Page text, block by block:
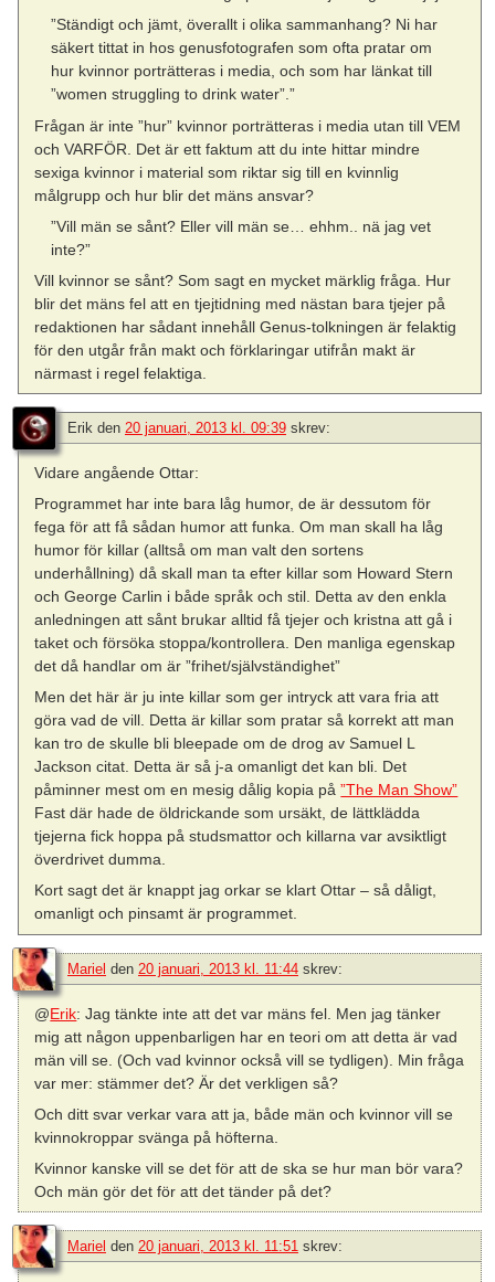
”Ständigt och jämt, överallt i olika sammanhang? Ni har
säkert tittat in hos genusfotografen som ofta pratar om
hur kvinnor porträtteras i media, och som har länkat till
”women struggling to drink water”.”
Frågan är inte ”hur” kvinnor porträtteras i media utan till VEM
och VARFÖR. Det är ett faktum att du inte hittar mindre
sexiga kvinnor i material som riktar sig till en kvinnlig
målgrupp och hur blir det mäns ansvar?
”Vill män se sånt? Eller vill män se… ehhm.. nä jag vet
inte?”
Vill kvinnor se sånt? Som sagt en mycket märklig fråga. Hur
blir det mäns fel att en tjejtidning med nästan bara tjejer på
redaktionen har sådant innehåll Genus-tolkningen är felaktig
för den utgår från makt och förklaringar utifrån makt är
närmast i regel felaktiga.
Erik den 20 januari, 2013 kl. 09:39 skrev:
Vidare angående Ottar:
Programmet har inte bara låg humor, de är dessutom för
fega för att få sådan humor att funka. Om man skall ha låg
humor för killar (alltså om man valt den sortens
underhållning) då skall man ta efter killar som Howard Stern
och George Carlin i både språk och stil. Detta av den enkla
anledningen att sånt brukar alltid få tjejer och kristna att gå i
taket och försöka stoppa/kontrollera. Den manliga egenskap
det då handlar om är ”frihet/självständighet”
Men det här är ju inte killar som ger intryck att vara fria att
göra vad de vill. Detta är killar som pratar så korrekt att man
kan tro de skulle bli bleepade om de drog av Samuel L
Jackson citat. Detta är så j-a omanligt det kan bli. Det
påminner mest om en mesig dålig kopia på”The Man Show”
Fast där hade de öldrickande som ursäkt, de lättklädda
tjejerna fick hoppa på studsmattor och killarna var avsiktligt
överdrivet dumma.
Kort sagt det är knappt jag orkar se klart Ottar – så dåligt,
omanligt och pinsamt är programmet.
Mariel den 20 januari, 2013 kl. 11:44 skrev:
@Erik: Jag tänkte inte att det var mäns fel. Men jag tänker
mig att någon uppenbarligen har en teori om att detta är vad
män vill se. (Och vad kvinnor också vill se tydligen). Min fråga
var mer: stämmer det? Är det verkligen så?
Och ditt svar verkar vara att ja, både män och kvinnor vill se
kvinnokroppar svänga på höfterna.
Kvinnor kanske vill se det för att de ska se hur man bör vara?
Och män gör det för att det tänder på det?
Mariel den 20 januari, 2013 kl. 11:51 skrev: